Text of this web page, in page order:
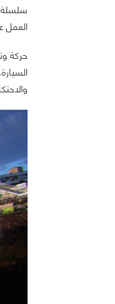
العمل
حركة